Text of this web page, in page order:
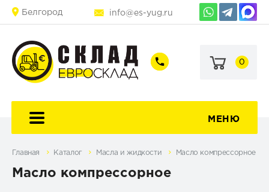
Белгород info@es-yug.ru
+7
60-
+7
69-
0
МЕНЮ
Главная Каталог Масла и жидкости Масло компрессорное
Масло компрессорное